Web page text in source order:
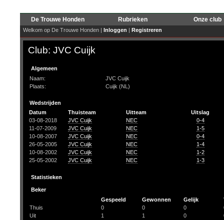
De Trouwe Honden Rubrieken Onze club
Welkom op De Trouwe Honden | Inloggen | Registreren
Club: JVC Cuijk
Algemeen
Naam:
JVC Cuijk
Plaats:
Cuijk (NL)
Wedstrijden
Datum
Thuisteam Uitteam
Uitslag
03-08-2018
JVC Cuijk NEC
0-4
11-07-2009
JVC Cuijk NEC
1-5
10-08-2007
JVC Cuijk NEC
0-4
26-05-2005
JVC Cuijk NEC
1-4
10-08-2002
JVC Cuijk NEC
1-2
25-05-2002
JVC Cuijk NEC 1-3
Statistieken
Beker
Gespeeld
Gewonnen Gelijk
Thuis
0 0 0
Uit
1 1 0